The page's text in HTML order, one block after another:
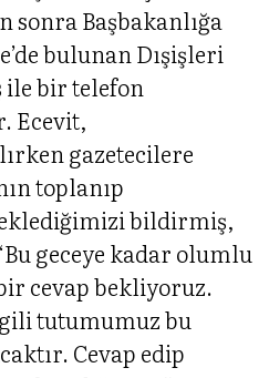
sonra Başbakanlığa
bulunan Dışişleri
ile bir telefon
Ecevit,
gazetecilere
toplanıp
bildirmiş,
geceye kadar olumlu
cevap bekliyoruz.
tutumumuz bu
Cevap edip